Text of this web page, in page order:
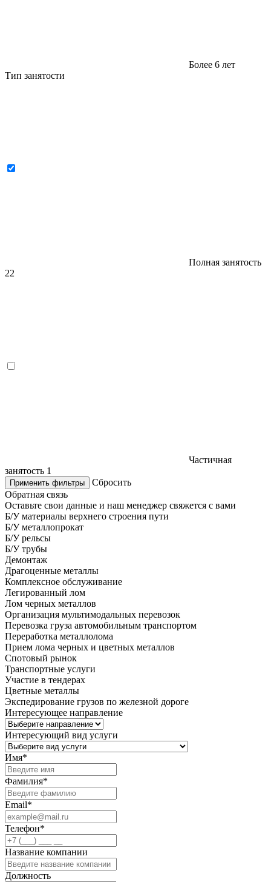
Более 6 лет
Тип занятости
Полная занятость
22
Частичная
занятость 1
Применить фильтры
Сбросить
Обратная связь
Оставьте свои данные и наш менеджер свяжется с вами
Б/У материалы верхнего строения пути
Б/У металлопрокат
Б/У рельсы
Б/У трубы
Демонтаж
Драгоценные металлы
Комплексное обслуживание
Легированный лом
Лом черных металлов
Организация мультимодальных перевозок
Перевозка груза автомобильным транспортом
Переработка металлолома
Прием лома черных и цветных металлов
Спотовый рынок
Транспортные услуги
Участие в тендерах
Цветные металлы
Экспедирование грузов по железной дороге
Интересующее направление
Интересующий вид услуги
Имя*
Фамилия*
Email*
Телефон*
Название компании
Должность